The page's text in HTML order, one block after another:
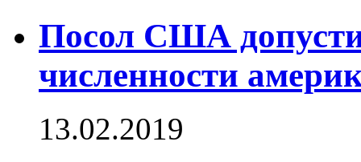
Посол США
численности
13.02.2019